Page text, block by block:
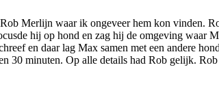
Merlijn waar ik ongeveer hem kon vinden.
hij op hond en zag hij de omgeving waar
en daar lag Max samen met een andere
30 minuten. Op alle details had Rob gelijk.